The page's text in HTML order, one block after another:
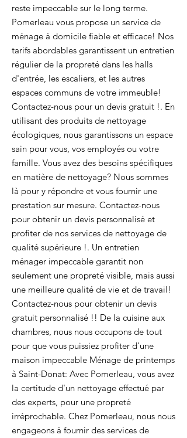
reste impeccable sur le long terme.
Pomerleau vous propose un service de
ménage à domicile fiable et efficace! Nos
tarifs abordables garantissent un entretien
régulier de la propreté dans les halls
d'entrée, les escaliers, et les autres
espaces communs de votre immeuble!
Contactez-nous pour un devis gratuit !. En
utilisant des produits de nettoyage
écologiques, nous garantissons un espace
sain pour vous, vos employés ou votre
famille. Vous avez des besoins spécifiques
en matière de nettoyage? Nous sommes
là pour y répondre et vous fournir une
prestation sur mesure. Contactez-nous
pour obtenir un devis personnalisé et
profiter de nos services de nettoyage de
qualité supérieure !. Un entretien
ménager impeccable garantit non
seulement une propreté visible, mais aussi
une meilleure qualité de vie et de travail!
Contactez-nous pour obtenir un devis
gratuit personnalisé !! De la cuisine aux
chambres, nous nous occupons de tout
pour que vous puissiez profiter d'une
maison impeccable Ménage de printemps
à Saint-Donat: Avec Pomerleau, vous avez
la certitude d'un nettoyage effectué par
des experts, pour une propreté
irréprochable. Chez Pomerleau, nous nous
engageons à fournir des services de